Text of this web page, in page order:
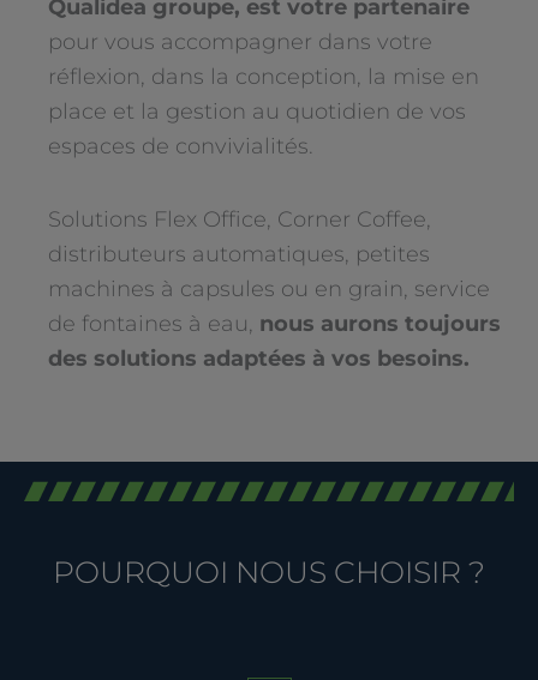
Qualidea groupe, est votre partenaire
pour vous accompagner dans votre
réflexion, dans la conception, la mise en
place et la gestion au quotidien de vos
espaces de convivialités.
Solutions Flex Office, Corner Coffee,
distributeurs automatiques, petites
machines à capsules ou en grain, service
de fontaines à eau, nous aurons toujours
des solutions adaptées à vos besoins.
POURQUOI NOUS CHOISIR ?